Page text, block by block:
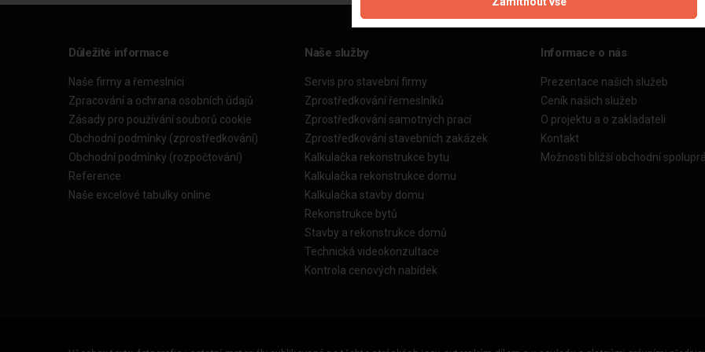
Důležité informace
Naše firmy a řemeslníci
Zpracování a ochrana osobních údajů
Zásady pro používání souborů cookie
Obchodní podmínky (zprostředkování)
Obchodní podmínky (rozpočtování)
Reference
Naše excelové tabulky online
Naše služby
Servis pro stavební firmy
Zprostředkování řemeslníků
Zprostředkování samotných prací
Zprostředkování stavebních zakázek
Kalkulačka rekonstrukce bytu
Kalkulačka rekonstrukce domu
Kalkulačka stavby domu
Rekonstrukce bytů
Stavby a rekonstrukce domů
Technická videokonzultace
Kontrola cenových nabídek
Informace o nás
Prezentace našich služeb
Ceník našich služeb
O projektu a o zakladateli
Kontakt
Možnosti bližší obchodní